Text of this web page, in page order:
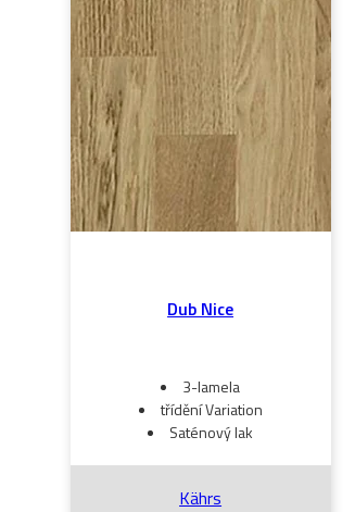
Dub Nice
3-lamela
třídění Variation
Saténový lak
Kährs